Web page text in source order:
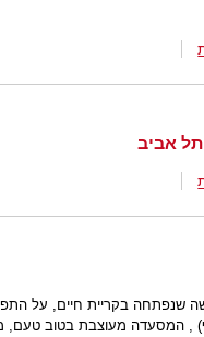
תל אביב
שנפתחה בקריית חיים, על
המסעדה מעוצבת בטוב טעם,